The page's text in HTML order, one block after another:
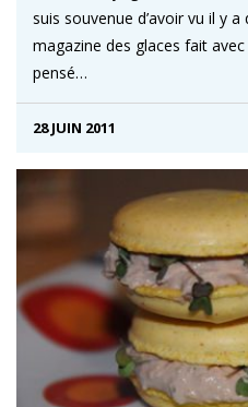
suis souvenue d’avoir vu il y
magazine des glaces fait
pensé…
28 JUIN 2011